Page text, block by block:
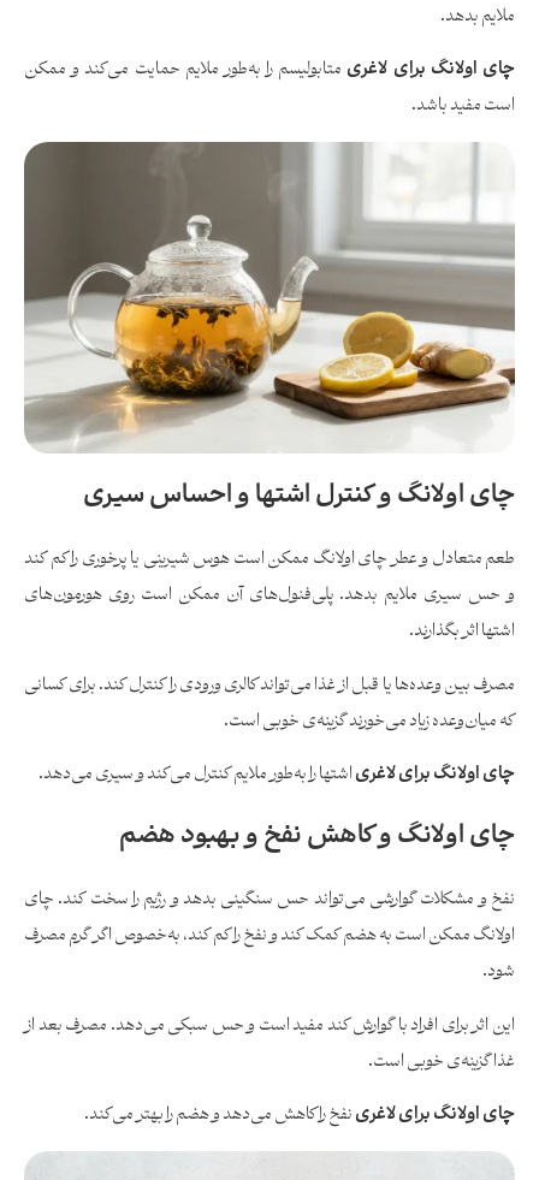
ملایم بدهد.
چای اولانگ برای لاغری متابولیسم را به‌طور ملایم حمایت می‌کند و ممکن
است مفید باشد.
چای اولانگ و کنترل اشتها و احساس سیری
طعم متعادل و عطر چای اولانگ ممکن است هوس شیرینی یا پرخوری را کم کند
و حس سیری ملایم بدهد. پلی‌فنول‌های آن ممکن است روی هورمون‌های
اشتها اثر بگذارند.
مصرف بین وعده‌ها یا قبل از غذا می‌تواند کالری ورودی را کنترل کند. برای کسانی
که میان‌وعده زیاد می‌خورند گزینه‌ی خوبی است.
چای اولانگ برای لاغریاشتها را به‌طور ملایم کنترل می‌کند و سیری می‌دهد.
چای اولانگ و کاهش نفخ و بهبود هضم
نفخ و مشکلات گوارشی می‌تواند حس سنگینی بدهد و رژیم را سخت کند. چای
اولانگ ممکن است به هضم کمک کند و نفخ را کم کند، به‌خصوص اگر گرم مصرف
شود.
این اثر برای افراد با گوارش کند مفید است و حس سبکی می‌دهد. مصرف بعد از
غذا گزینه‌ی خوبی است.
چای اولانگ برای لاغرینفخ را کاهش می‌دهد و هضم را بهتر می‌کند.